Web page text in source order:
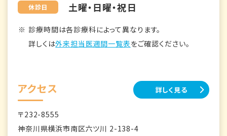
休診日 土曜・日曜・祝日
診療時間は各診療科によって異なります。
詳しくは外来担当医週間一覧表をご確認ください。
アクセス 詳しく見る
〒232-8555
神奈川県横浜市南区六ツ川 2-138-4